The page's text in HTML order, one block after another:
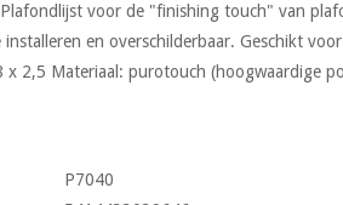
voor de "finishing touch" van
en overschilderbaar. Geschikt
x 2,5 Materiaal: purotouch (hoogwaardige
P7040